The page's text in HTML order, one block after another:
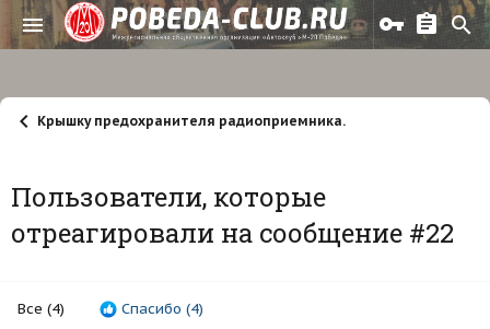
Крышку предохранителя радиоприемника.
Пользователи, которые
отреагировали на сообщение #22
Все (4) Спасибо (4)